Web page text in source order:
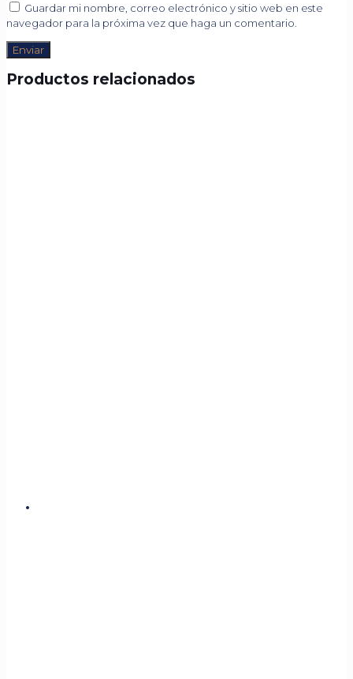
Guardar mi nombre, correo electrónico y sitio web en este
navegador para la próxima vez que haga un comentario.
Productos relacionados